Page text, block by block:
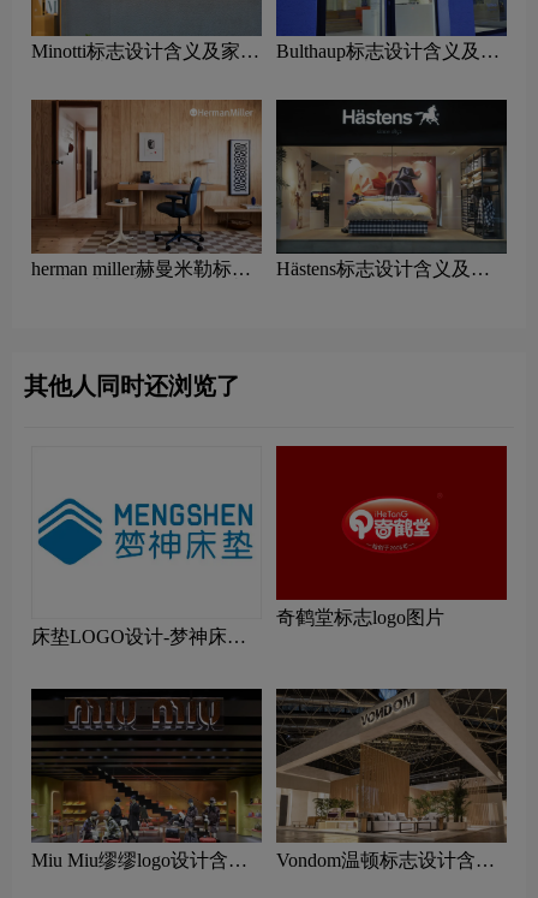
Minotti标志设计含义及家具
Bulthaup标志设计含义及家
herman miller赫曼米勒标志
Hästens标志设计含义及家
其他人同时还浏览了
床垫LOGO设计-梦神床垫
奇鹤堂标志logo图片
Miu Miu缪缪logo设计含义
Vondom温顿标志设计含义